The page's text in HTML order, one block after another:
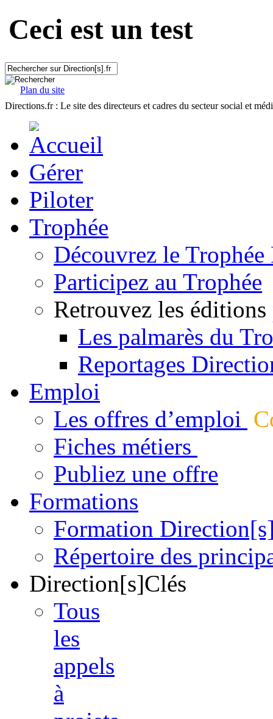
Ceci est un test
Plan du site
Directions.fr : Le site des directeurs et cadres du secteur social et
Gérer
Piloter
Trophée
Découvrez le
Participez au Trophée
Retrouvez les éditions
Les palmarès du
Reportages
Emploi
Les offres d’emploi
Fiches métiers
Publiez une offre
Formations
Formation
Répertoire des
Direction[s]Clés
Tous
les
appels
à